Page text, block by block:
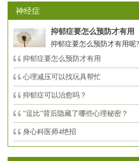
神经症
抑郁症要怎么预防才有用
抑郁症要怎么预防才有用呢
抑郁症要怎么预防才有用
心理减压可以找玩具帮忙
抑郁症可以治愈吗？
“逗比”背后隐藏了哪些心理秘密？
身心科医师4绝招